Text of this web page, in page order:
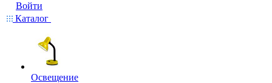
Войти
Каталог
Освещение